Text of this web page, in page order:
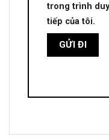
trong trình
tiếp của tôi.